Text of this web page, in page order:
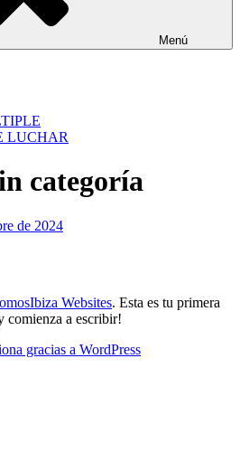
Menú
LUCHAR
categoría
de 2024
Websites. Esta es tu primera
comienza a escribir!
gracias a WordPress